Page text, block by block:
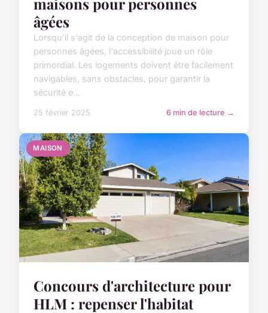
âgées
Lorsqu'il s'agit de la conception de maison pour
personnes âgées, l'accessibilité joue un rôle
primordial. Les logements doivent être facilement
navigables, sans obstacles, pour garantir la
sécurité e...
25 février 2025 6 min de lecture →
MAISON
Concours d'architecture pour
HLM : repenser l'habitat